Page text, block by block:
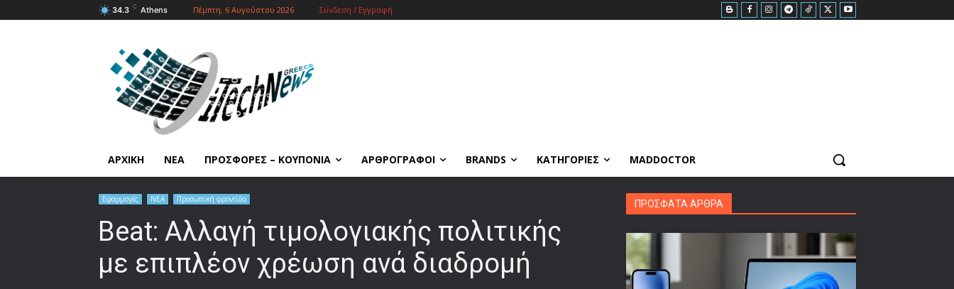
34.3 C Athens Πέμπτη, 6 Αυγούστου 2026 Σύνδεση / Εγγραφή
ΑΡΧΙΚΗ ΝΕΑ ΠΡΟΣΦΟΡΕΣ – ΚΟΥΠΟΝΙΑ ΑΡΘΡΟΓΡΑΦΟΙ BRANDS ΚΑΤΗΓΟΡΙΕΣ MADDOCTOR
Εφαρμογές ΝΕΑ Προσωπική φροντίδα
Beat: Αλλαγή τιμολογιακής πολιτικής
με επιπλέον χρέωση ανά διαδρομή
ΠΡΟΣΦΑΤΑ ΑΡΘΡΑ